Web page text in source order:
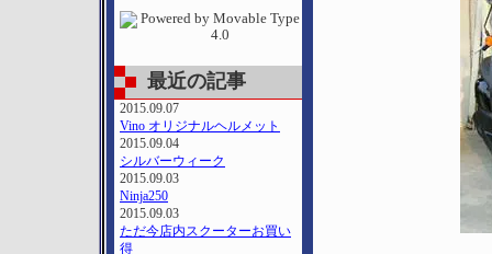
最近の記事
2015.09.07
Vino オリジナルヘルメット
2015.09.04
シルバーウィーク
2015.09.03
Ninja250
2015.09.03
ただ今店内スクーターお買い
得